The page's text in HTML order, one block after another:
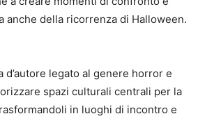
anche della ricorrenza di Halloween.
d’autore legato al genere horror e
spazi culturali centrali per la
in luoghi di incontro e